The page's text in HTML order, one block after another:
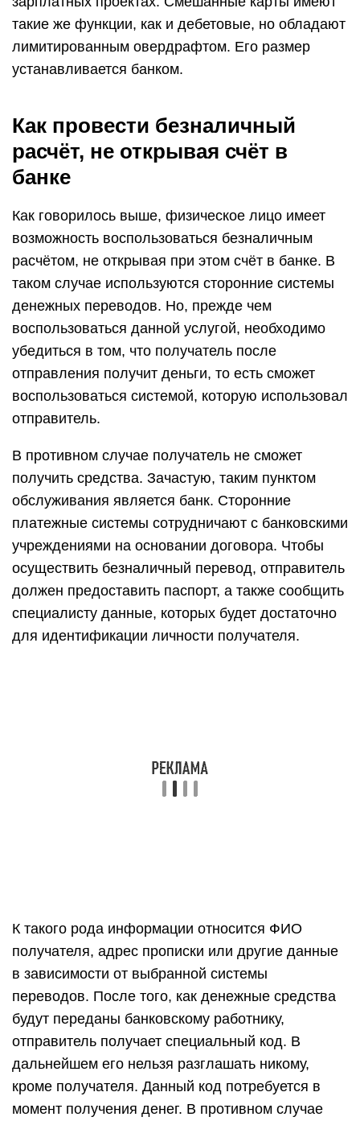
такие же функции, как и дебетовые, но обладают
лимитированным овердрафтом. Его размер
устанавливается банком.
Как провести безналичный
расчёт, не открывая счёт в
банке
Как говорилось выше, физическое лицо имеет
возможность воспользоваться безналичным
расчётом, не открывая при этом счёт в банке. В
таком случае используются сторонние системы
денежных переводов. Но, прежде чем
воспользоваться данной услугой, необходимо
убедиться в том, что получатель после
отправления получит деньги, то есть сможет
воспользоваться системой, которую использовал
отправитель.
В противном случае получатель не сможет
получить средства. Зачастую, таким пунктом
обслуживания является банк. Сторонние
платежные системы сотрудничают с банковскими
учреждениями на основании договора. Чтобы
осуществить безналичный перевод, отправитель
должен предоставить паспорт, а также сообщить
специалисту данные, которых будет достаточно
для идентификации личности получателя.
К такого рода информации относится ФИО
получателя, адрес прописки или другие данные
в зависимости от выбранной системы
переводов. После того, как денежные средства
будут переданы банковскому работнику,
отправитель получает специальный код. В
дальнейшем его нельзя разглашать никому,
кроме получателя. Данный код потребуется в
момент получения денег. В противном случае